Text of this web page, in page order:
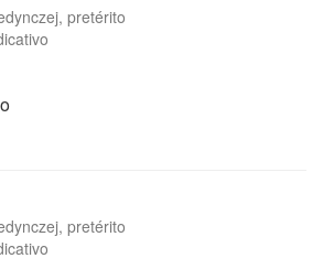
pretérito
pretérito